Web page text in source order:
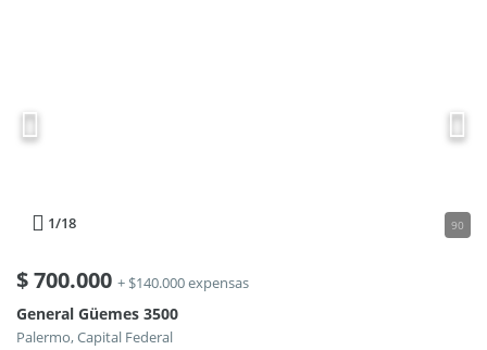
1/18 90
$700.000 + $140.000 expensas
General Güemes 3500
Palermo, Capital Federal